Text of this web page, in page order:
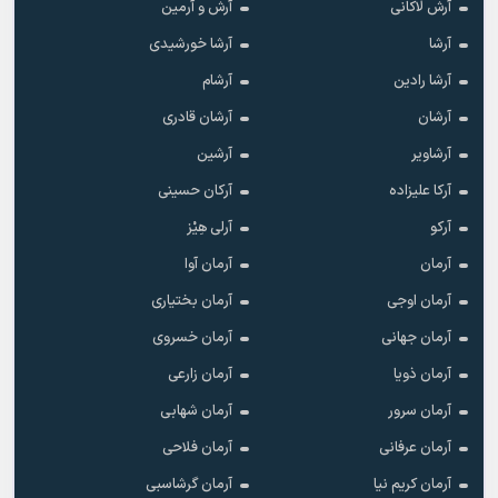
آرش لاکانی
آرش و آرمین
آرشا
آرشا خورشیدی
آرشا رادین
آرشام
آرشان
آرشان قادری
آرشاویر
آرشین
آرکا علیزاده
آرکان حسینی
آرکو
آرلی هِیْز
آرمان
آرمان آوا
آرمان اوجی
آرمان بختیاری
آرمان جهانی
آرمان خسروی
آرمان ذویا
آرمان زارعی
آرمان سرور
آرمان شهابی
آرمان عرفانی
آرمان فلاحی
آرمان کریم نیا
آرمان گرشاسبی